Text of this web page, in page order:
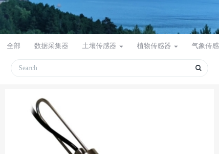
全部 数据采集器 土壤传感器 植物传感器 气象传